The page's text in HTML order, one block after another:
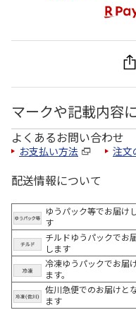
マークや記載内容
よくあるお問い合わせ
お支払い方法 注文
配送情報について
ゆうパック等でお届け
す
チルドゆうパックでお
します
冷凍ゆうパックでお届
ます。
佐川急便でのお届けと
ます